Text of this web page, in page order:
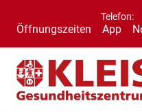
Telefon:
Öffnungszeiten App